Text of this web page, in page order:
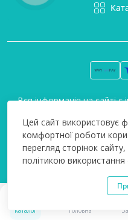
Каталог Головна
Вся інформація на сайті
Цей сайт використовує
комфортної роботи
перегляд сторінок
політикою використання